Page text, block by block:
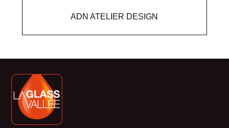
ADN ATELIER DESIGN